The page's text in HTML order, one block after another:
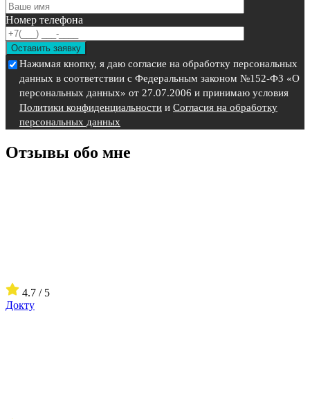
Номер телефона
Оставить заявку
Нажимая кнопку, я даю согласие на обработку персональных
данных в соответствии с Федеральным законом №152-ФЗ «О
персональных данных» от 27.07.2006 и принимаю условия
Политики конфиденциальности и Согласия на обработку
персональных данных
Отзывы обо мне
4.7 / 5
Докту